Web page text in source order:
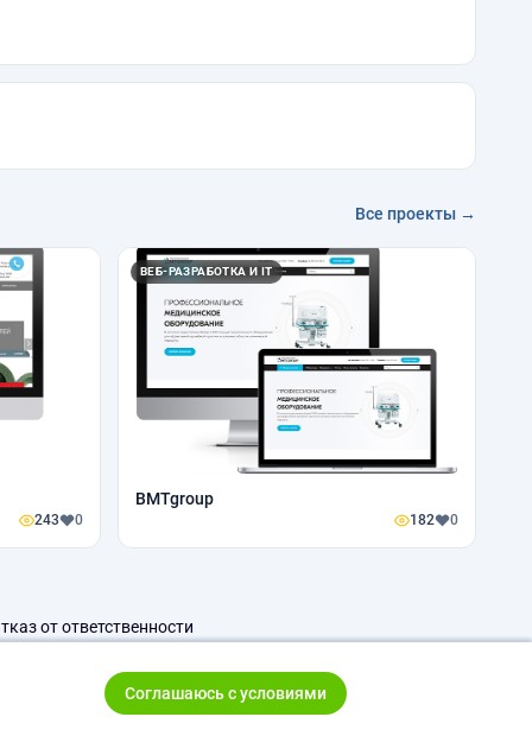
Все проекты →
243 0
ВЕБ-РАЗРАБОТКА И IT
BMTgroup
182 0
от ответственности
Соглашаюсь с условиями